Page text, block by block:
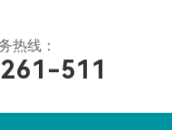
热线：
511